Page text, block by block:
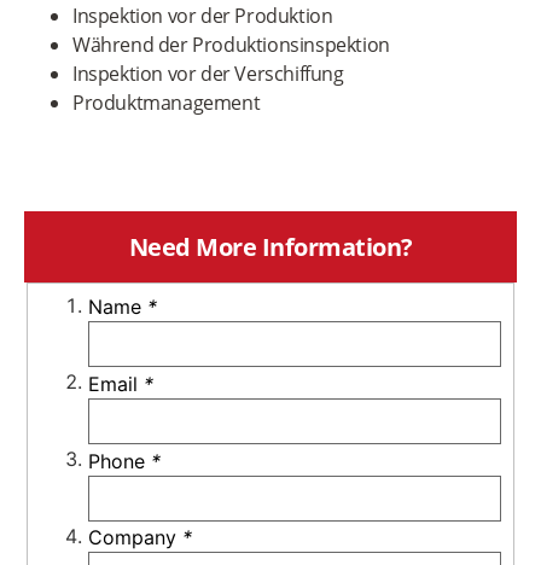
Inspektion vor der Produktion
Während der Produktionsinspektion
Inspektion vor der Verschiffung
Produktmanagement
Need More Information?
Name *
Email *
Phone *
Company *